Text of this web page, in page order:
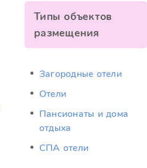
Типы объектов
размещения
Загородные отели
Отели
Пансионаты и дома
отдыха
СПА отели